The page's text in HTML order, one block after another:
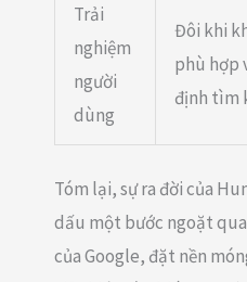
Trải
nghiệm
người
dùng
Đôi khi
phù hợp
định tìm
Tóm lại, sự ra đời của
dấu một bước ngoặt
của Google, đặt nền